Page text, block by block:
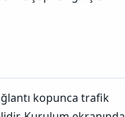
kopunca trafik